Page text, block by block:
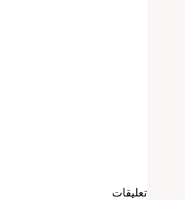
تعليقات